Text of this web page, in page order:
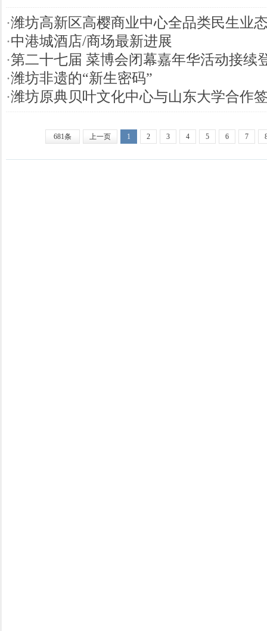
·潍坊高新区高樱商业中心全品类民生业
·中港城酒店/商场最新进展
·第二十七届 菜博会闭幕嘉年华活动接续
·潍坊非遗的“新生密码”
·潍坊原典贝叶文化中心与山东大学合作
681条 上一页 1 2 3 4 5 6 7